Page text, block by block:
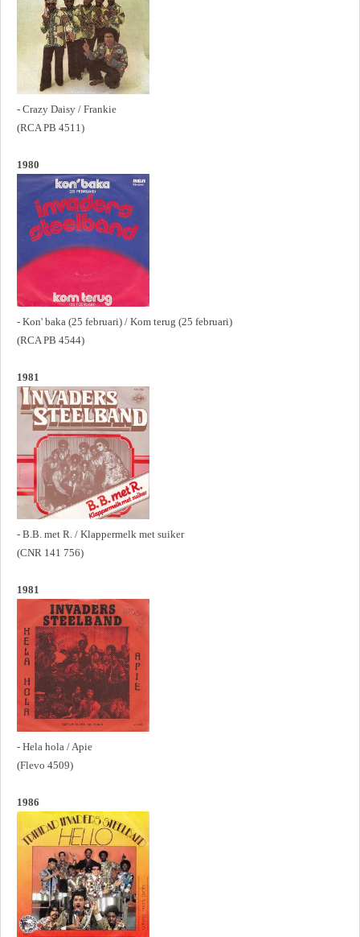
- Crazy Daisy / Frankie
(RCA PB 4511)
1980
- Kon' baka (25 februari) / Kom terug (25 februari)
(RCA PB 4544)
1981
- B.B. met R. / Klappermelk met suiker
(CNR 141 756)
1981
- Hela hola / Apie
(Flevo 4509)
1986